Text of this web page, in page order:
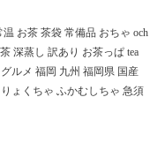
お茶 茶袋 常備品 おちゃ och
深蒸し 訳あり お茶っぱ tea
ルメ 福岡 九州 福岡県 国産
ょくちゃ ふかむしちゃ 急須